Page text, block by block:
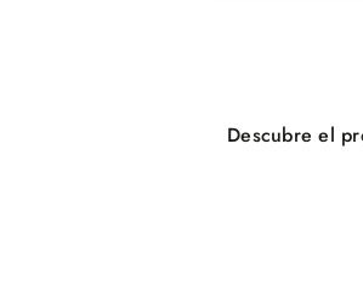
Descubre el